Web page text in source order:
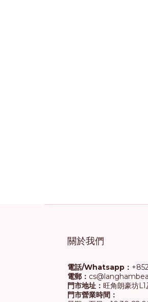
關於我們
電話/Whatsapp：
電郵：
門市地址： 旺角朗豪坊
門市營業時間：